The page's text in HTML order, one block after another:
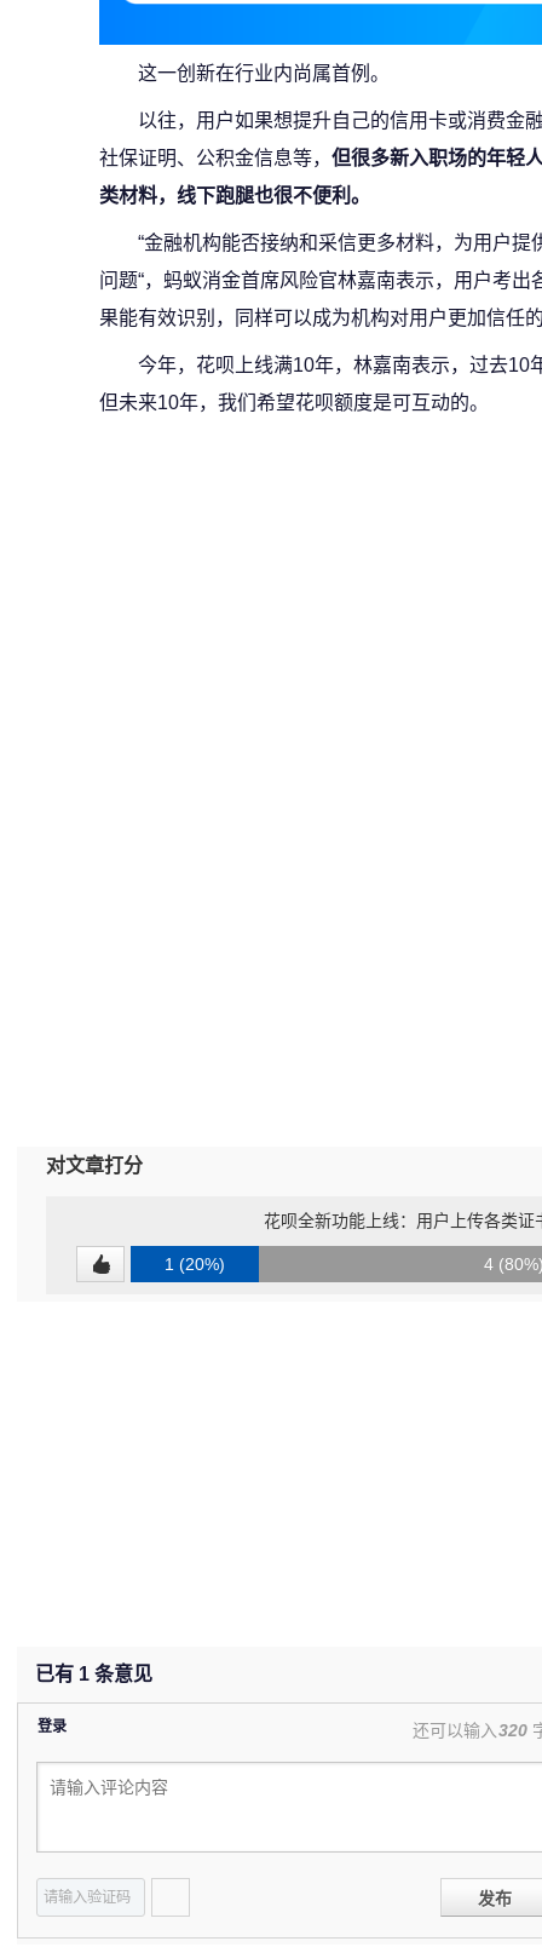
这一创新在行业内尚属首例。
以往，用户如果想提升自己的信用卡或消费金
社保证明、公积金信息等， 但很多新入职场的年轻
类材料，线下跑腿也很不便利。
“金融机构能否接纳和采信更多材料，为用户
问题“，蚂蚁消金首席风险官林嘉南表示，用户考出
果能有效识别，同样可以成为机构对用户更加信任
今年，花呗上线满10年，林嘉南表示，过去10
但未来10年，我们希望花呗额度是可互动的。
对文章打分
花呗全新功能上线：用户上传各类证
1 (20%) 4
已有 1 条意见
登录 还可以输入320
发布